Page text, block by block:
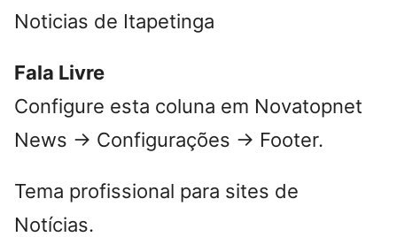
Noticias de Itapetinga
Fala Livre
Configure esta coluna em Novatopnet
News → Configurações → Footer.
Tema profissional para sites de
Notícias.